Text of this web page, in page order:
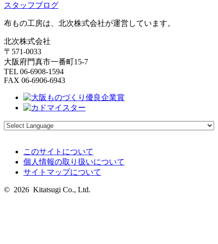
スタッフブログ
布もの工房は、北次株式会社が運営しています。
北次株式会社
〒571-0033
大阪府門真市一番町15-7
TEL 06-6908-1594
FAX 06-6906-6943
このサイトについて
個人情報の取り扱いについて
サイトマップについて
© 2026 Kitatsugi Co., Ltd.